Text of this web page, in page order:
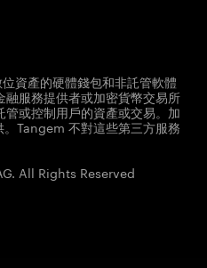
資產的硬體錢包和非託管軟體
服務提供者或加密貨幣交易所
或控制用戶的資產或交易。加
Tangem 不對這些第三方服務